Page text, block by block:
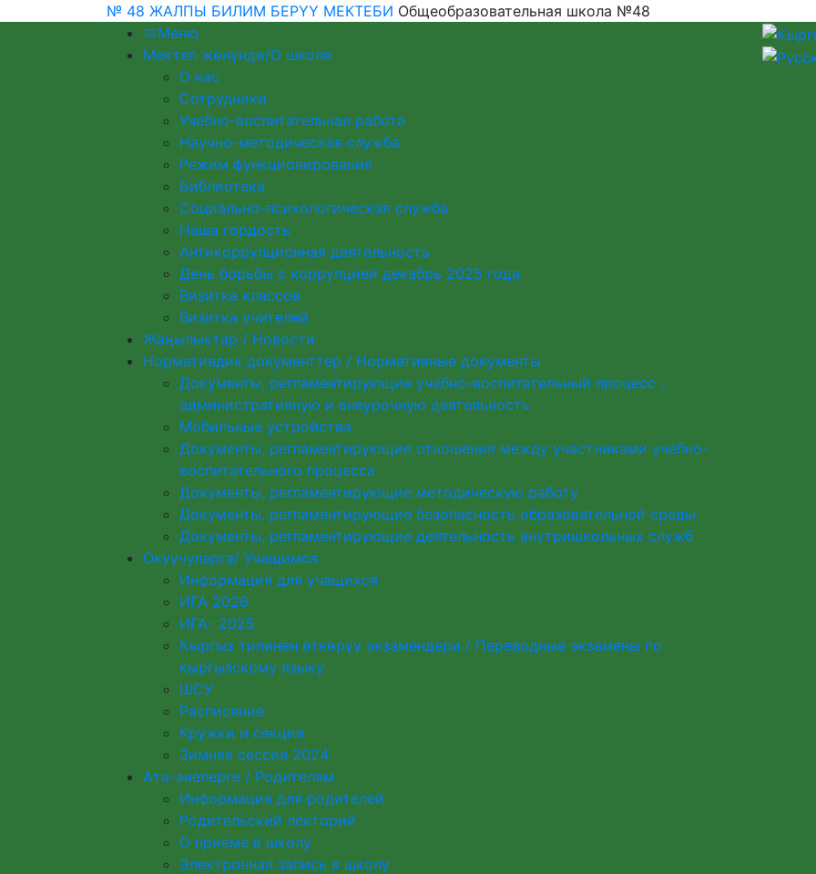
№ 48 ЖАЛПЫ БИЛИМ БЕРҮҮ МЕКТЕБИ Общеобразовательная школа №48
Меню
Мектеп жөнүндө/О школе
О нас
Сотрудники
Учебно-воспитательная работа
Научно-методическая служба
Режим функционирования
Библиотека
Социально-психологическая служба
Наша гордость
Антикоррупционная деятельность
День борьбы с коррупцией декабрь 2025 года
Визитка классов
Визитка учителей
Жаңылыктар / Новости
Нормативдик документтер / Нормативные документы
Документы, регламентирующие учебно-воспитательный процесс ,
административную и внеурочную деятельность
Мобильные устройства
Документы, регламентирующие отношения между участниками учебно-
воспитательного процесса
Документы, регламентирующие методическую работу
Документы, регламентирующие безопасность образовательной среды
Документы, регламентирующие деятельность внутришкольных служб
Окуучуларга/ Учащимся
Информация для учащихся
ИГА 2026
ИГА- 2025
Кыргыз тилинен өткөрүү экзамендери / Переводные экзамены по
кыргызскому языку
ШСУ
Расписание
Кружки и секции
Зимняя сессия 2024
Ата-энелерге / Родителям
Информация для родителей
Родительский лекторий
О приеме в школу
Электронная запись в школу